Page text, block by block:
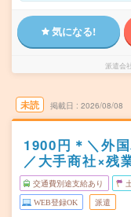
気になる!
派遣会社
未読 掲載日 2026/08/08
1900円＊＼外
／大手商社×残
交通費別途支給あり
WEB登録OK 派遣